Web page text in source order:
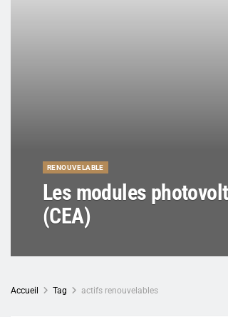
RENOUVELABLE
Les modules
(CEA)
Accueil Tag actifs renouvelables